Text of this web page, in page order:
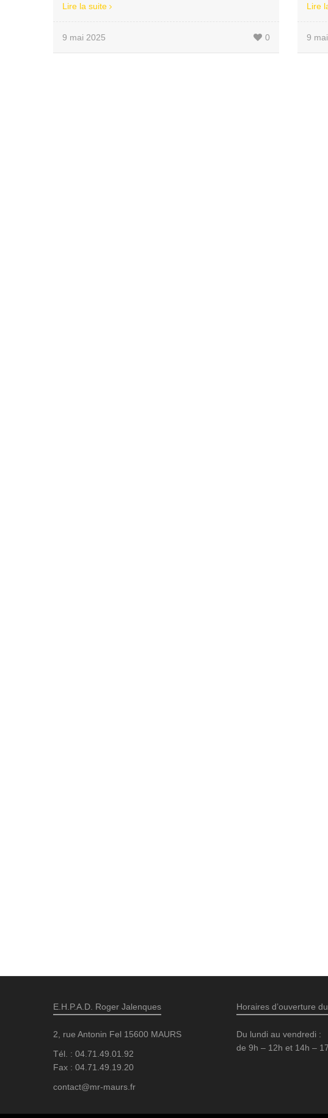
Lire la suite
9 mai 2025 0
Lire
9
E.H.P.A.D. Roger Jalenques
2, rue Antonin Fel 15600 MAURS
Tél. : 04.71.49.01.92
Fax : 04.71.49.19.20
contact@mr-maurs.fr
Horaires d’ouverture
Du lundi au vendredi :
de 9h – 12h et 14h –